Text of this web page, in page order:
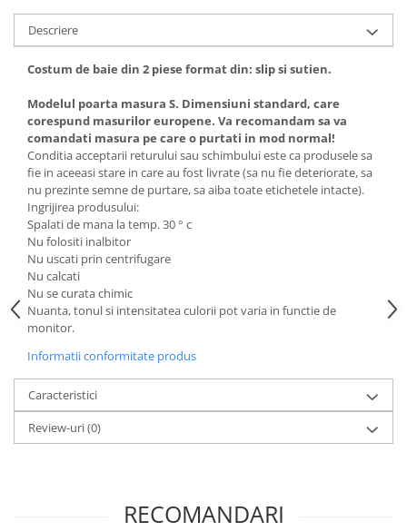
Descriere
Costum de baie din 2 piese format din: slip si sutien.
Modelul poarta masura S. Dimensiuni standard, care
corespund masurilor europene. Va recomandam sa va
comandati masura pe care o purtati in mod normal!
Conditia acceptarii returului sau schimbului este ca produsele sa
fie in aceeasi stare in care au fost livrate (sa nu fie deteriorate, sa
nu prezinte semne de purtare, sa aiba toate etichetele intacte).
Ingrijirea produsului:
Spalati de mana la temp. 30 ° c
Nu folositi inalbitor
Nu uscati prin centrifugare
Nu calcati
Nu se curata chimic
Nuanta, tonul si intensitatea culorii pot varia in functie de
monitor.
Informatii conformitate produs
Caracteristici
Review-uri(0)
RECOMANDARI